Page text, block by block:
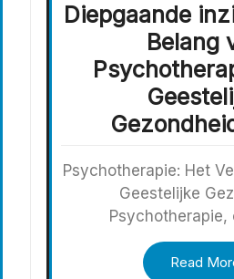
Diepgaande
Belang
Psychotherapie: Het
Geestelijke
Read